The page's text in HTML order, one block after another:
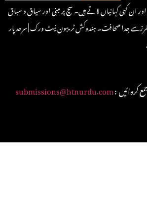
کہی کہانیاں لاتے ہیں۔ سچ پر مبنی اور سیاق و سباق
جدا صحافت۔ ہندوکش ٹریبون نیٹ ورک | سرحد پار
submissions@htnurdu.com کروائیں